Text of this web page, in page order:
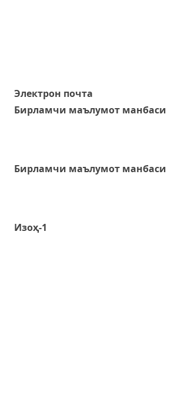
Электрон почта
Бирламчи маълумот манбаси
Бирламчи маълумот манбаси
Изоҳ-1